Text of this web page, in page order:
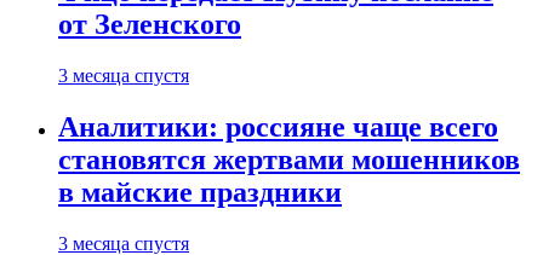
от Зеленского
3 месяца спустя
Аналитики: россияне чаще всего
становятся жертвами мошенников
в майские праздники
3 месяца спустя